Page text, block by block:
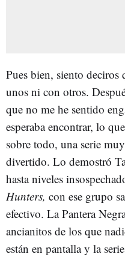
Pues bien, siento
unos ni con otros.
que no me he sentido
esperaba encontrar, lo
sobre todo, una serie
divertido. Lo demostró
hasta niveles
Hunters, con ese grupo
efectivo. La Pantera
ancianitos de los que
están en pantalla y la